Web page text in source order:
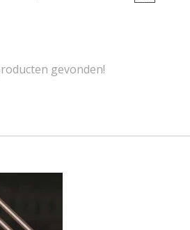
gevonden!